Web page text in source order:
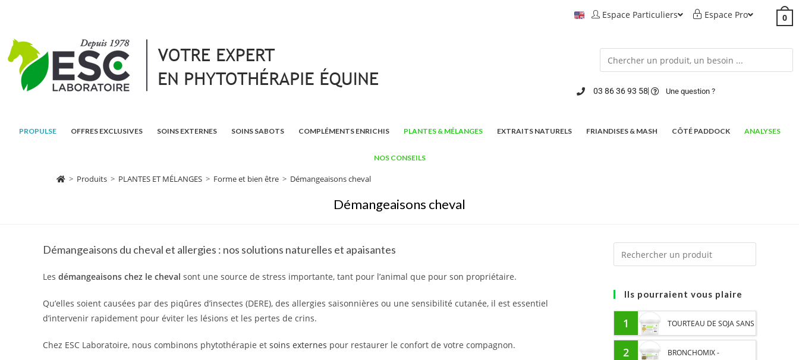
Espace Particuliers Espace Pro 0
03 86 36 93 58 Une question ?
PROPULSE OFFRES EXCLUSIVES SOINS EXTERNES SOINS SABOTS COMPLÉMENTS ENRICHIS PLANTES & MÉLANGES EXTRAITS NATURELS FRIANDISES & MASH CÔTÉ PADDOCK ANALYSES
NOS CONSEILS
> Produits > PLANTES ET MÉLANGES > Forme et bien être > Démangeaisons cheval
Démangeaisons cheval
Démangeaisons du cheval et allergies : nos solutions naturelles et apaisantes
Les démangeaisons chez le cheval sont une source de stress importante, tant pour l’animal que pour son propriétaire.
Qu’elles soient causées par des piqûres d’insectes (DERE), des allergies saisonnières ou une sensibilité cutanée, il est essentiel
d’intervenir rapidement pour éviter les lésions et les pertes de crins.
Chez ESC Laboratoire, nous combinons phytothérapie et soins externes pour restaurer le confort de votre compagnon.
Ils pourraient vous plaire
1 TOURTEAU DE SOJA SANS
OGM - APPORT EN
2 BRONCHOMIX -